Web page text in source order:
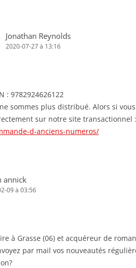
Jonathan Reynolds
2020-07-27 à 13:16
: 9782924626122
sommes plus distribué. Alors si
sur notre site transactionnel :
d-anciens-numeros/
annick
09 à 03:56
à Grasse (06) et acquéreur de
par mail vos nouveautés